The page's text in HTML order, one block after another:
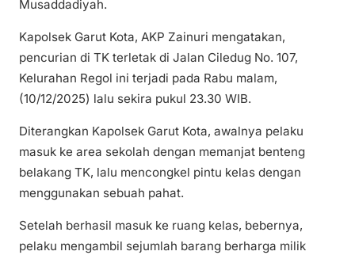
Musaddadiyah.
Kapolsek Garut Kota, AKP Zainuri mengatakan,
pencurian di TK terletak di Jalan Ciledug No. 107,
Kelurahan Regol ini terjadi pada Rabu malam,
(10/12/2025) lalu sekira pukul 23.30 WIB.
Diterangkan Kapolsek Garut Kota, awalnya pelaku
masuk ke area sekolah dengan memanjat benteng
belakang TK, lalu mencongkel pintu kelas dengan
menggunakan sebuah pahat.
Setelah berhasil masuk ke ruang kelas, bebernya,
pelaku mengambil sejumlah barang berharga milik